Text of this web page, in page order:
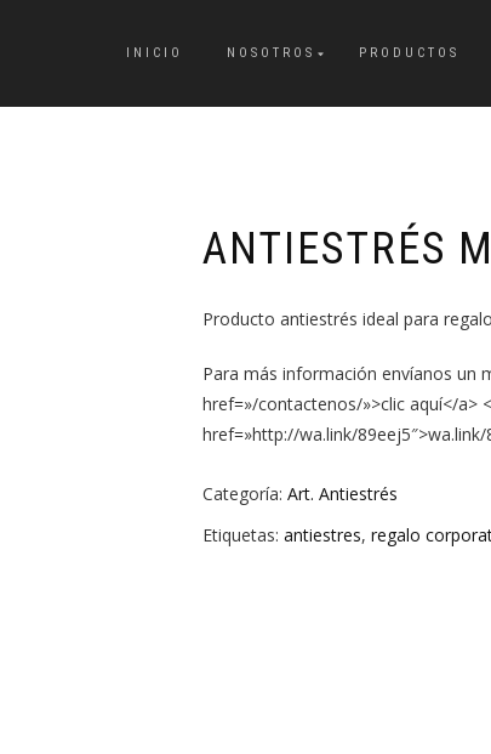
INICIO NOSOTROS PRODUCTOS
ANTIESTRÉS
Producto antiestrés ideal para
Para más información envíanos un
href=»/contactenos/»>clic aquí</a>
href=»http://wa.link/
Categoría: Art. Antiestrés
Etiquetas: antiestres, regalo